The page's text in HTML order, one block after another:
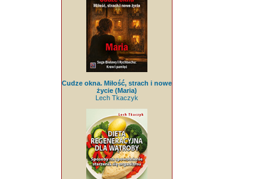
Cudze okna. Miłość, strach i nowe
życie (Maria)
Lech Tkaczyk